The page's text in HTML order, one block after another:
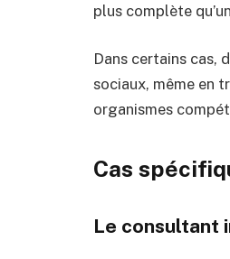
plus complète
Dans certains cas,
sociaux, même en
organismes
Cas
Le consultant